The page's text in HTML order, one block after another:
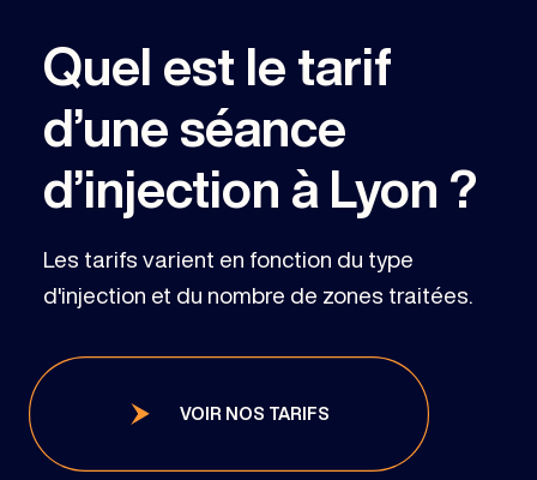
Quel est le tarif
d’une séance
d’injection à Lyon ?
Les tarifs varient en fonction du type
d'injection et du nombre de zones traitées.
VOIR NOS TARIFS